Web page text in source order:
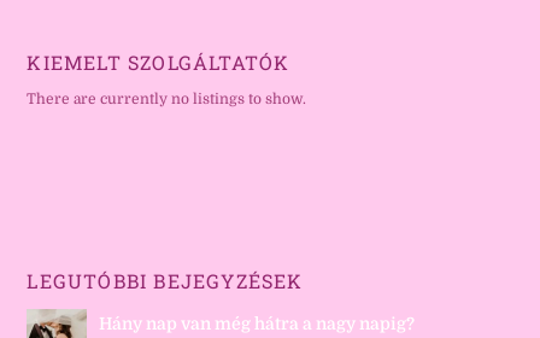
KIEMELT SZOLGÁLTATÓK
There are currently no listings to show.
LEGUTÓBBI BEJEGYZÉSEK
Hány nap van még hátra a nagy napig?